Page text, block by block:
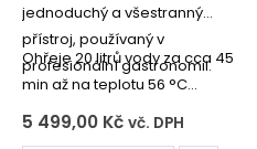
jednoduchý a všestranný
přístroj, používaný v
profesionální gastronomii.
Ohřeje 20 litrů vody za cca 45
min až na teplotu 56 °C
Přesná elektronická regulace
teploty od 25…
5 499,00 Kč vč. DPH